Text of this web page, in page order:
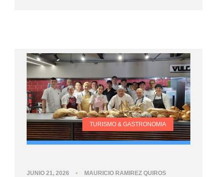
TURISMO & GASTRONOMIA
JUNIO 21, 2026 • MAURICIO RAMIREZ QUIROS